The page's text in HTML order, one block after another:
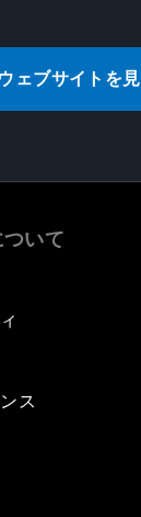
ェブサイトを
いて
ス